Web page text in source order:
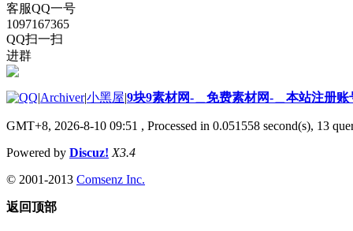
客服QQ一号
1097167365
QQ扫一扫
进群
|Archiver|小黑屋|9块9素材网-＿免费素材网-＿本站注册账
GMT+8, 2026-8-10 09:51 , Processed in 0.051558 second(s), 13
Powered by Discuz! X3.4
© 2001-2013 Comsenz Inc.
返回顶部